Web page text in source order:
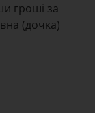
гроші за
(дочка)